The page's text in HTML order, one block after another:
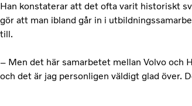
Han konstaterar att det ofta varit historiskt
gör att man ibland går in i
till.
– Men det här samarbetet mellan Volvo och
och det är jag personligen väldigt glad över.